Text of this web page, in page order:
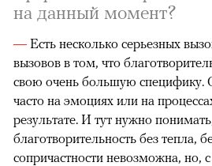
на данный момент?
— Есть несколько серьезных
вызовов в том, что
свою очень большую специфику.
часто на эмоциях или на
результате. И тут нужно
благотворительность без тепла,
сопричастности невозможна, но,